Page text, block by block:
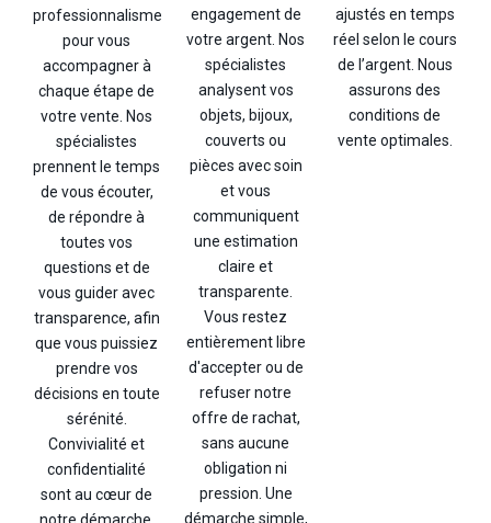
professionnalisme
pour vous
accompagner à
chaque étape de
votre vente. Nos
spécialistes
prennent le temps
de vous écouter,
de répondre à
toutes vos
questions et de
vous guider avec
transparence, afin
que vous puissiez
prendre vos
décisions en toute
sérénité.
Convivialité et
confidentialité
sont au cœur de
notre démarche.
engagement de
votre argent. Nos
spécialistes
analysent vos
objets, bijoux,
couverts ou
pièces avec soin
et vous
communiquent
une estimation
claire et
transparente.
Vous restez
entièrement libre
d'accepter ou de
refuser notre
offre de rachat,
sans aucune
obligation ni
pression. Une
démarche simple,
ajustés en temps
réel selon le cours
de l’argent. Nous
assurons des
conditions de
vente optimales.